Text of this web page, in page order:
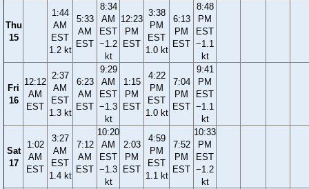
Thu
15
1:44
AM
EST
1.2 kt
5:33
AM
EST
8:34
AM
EST
−1.2
kt
12:23
PM
EST
3:38
PM
EST
1.0 kt
6:13
PM
EST
8:48
PM
EST
−1.1
kt
Fri
16
12:12
AM
EST
2:37
AM
EST
1.3 kt
6:23
AM
EST
9:29
AM
EST
−1.3
kt
1:15
PM
EST
4:22
PM
EST
1.0 kt
7:04
PM
EST
9:41
PM
EST
−1.1
kt
Sat
17
1:02
AM
EST
3:27
AM
EST
1.4 kt
7:12
AM
EST
10:20
AM
EST
−1.3
kt
2:03
PM
EST
4:59
PM
EST
1.1 kt
7:52
PM
EST
10:33
PM
EST
−1.2
kt